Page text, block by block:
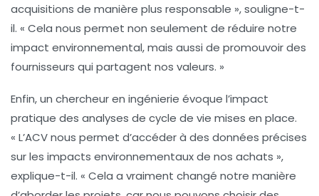
acquisitions de manière plus responsable », souligne-t-
il. « Cela nous permet non seulement de réduire notre
impact environnemental, mais aussi de promouvoir des
fournisseurs qui partagent nos valeurs. »
Enfin, un chercheur en ingénierie évoque l’impact
pratique des analyses de cycle de vie mises en place.
« L’ACV nous permet d’accéder à des données précises
sur les impacts environnementaux de nos achats »,
explique-t-il. « Cela a vraiment changé notre manière